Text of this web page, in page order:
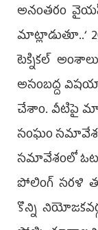
అనంతరం
మాట్లాడుతూ..‘
టెక్నికల్
అసంబద్ద
చేశాం. వీటిపై మా
సంఘం
సమావేశంలో
పోలింగ్ సరళి
కొన్ని